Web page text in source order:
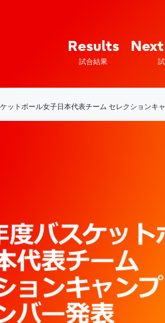
Results
試合結果
ットボール女子日本代表チーム セレクションキ